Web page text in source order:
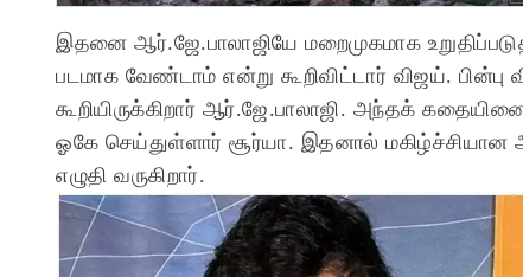
இதனை ஆர்.ஜே.பாலாஜியே மறைமுகமாக
படமாக வேண்டாம் என்று கூறிவிட்டார் விஜய்.
கூறியிருக்கிறார் ஆர்.ஜே.பாலாஜி. அந்தக்
ஓகே செய்துள்ளார் சூர்யா. இதனால்
எழுதி வருகிறார்.